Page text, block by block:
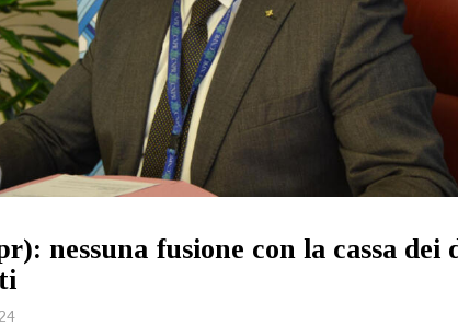
nessuna fusione con la cassa dei